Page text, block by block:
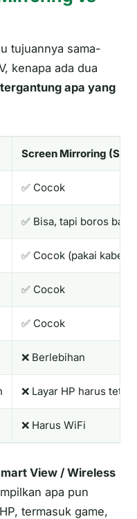
tujuannya sama-
kenapa ada dua
tergantung apa yang
Screen Mirroring
✅ Cocok
✅ Bisa, tapi boros
✅ Cocok (pakai kabel
✅ Cocok
✅ Cocok
❌ Berlebihan
❌ Layar HP harus tetap
❌ Harus WiFi
View / Wireless
apa pun
termasuk game,